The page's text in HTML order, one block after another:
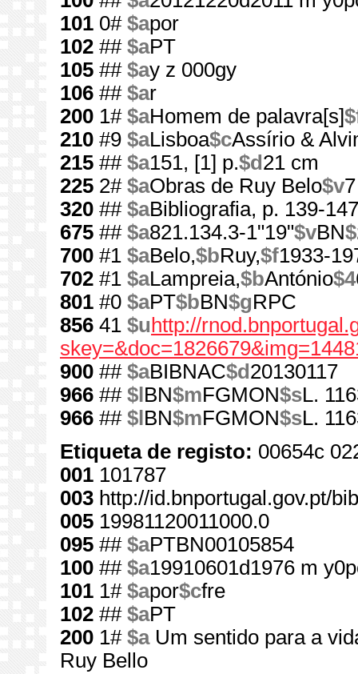
101 0# $apor
102 ## $aPT
105 ## $ay z 000gy
106 ## $ar
200 1# $aHomem de palavra[s]
210 #9 $aLisboa$cAssírio &
215 ## $a151, [1] p.$d 21 cm
225 2# $aObras de Ruy Belo$v7
320 ## $aBibliografia, p. 139-147
675 ## $a821.134.3-1"19"$vBN
700 #1 $aBelo,$bRuy,$f1933-
702 #1 $aLampreia,$bAntónio$4
801 #0 $aPT$bBN$gRPC
856 41 $u http://
900 ## $aBIBNAC$d 20130117
966 ## $l BN$mFGMON$sL.
966 ## $l BN$mFGMON$sL.
Etiqueta de registo: 00654c
001 101787
003 http://id.bnportugal.gov.pt/
005 19981120011000.0
095 ## $aPTBN00105854
100 ## $a19910601d1976 m
101 1# $apor$cfre
102 ## $aPT
200 1# $aUm sentido para a
Ruy Bello